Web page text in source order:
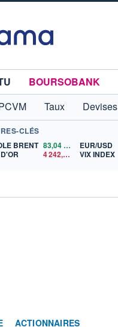
BOURSOBANK
Taux Devises
CLÉS
BRENT 83,04$US
4 242,50 $US
EUR/USD
VIX INDEX
ACTIONNAIRES